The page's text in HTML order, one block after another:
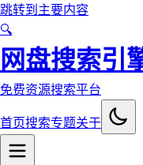
跳转到主要内容
🔍
网盘搜索引
免费资源搜索平台
首页搜索专题关于